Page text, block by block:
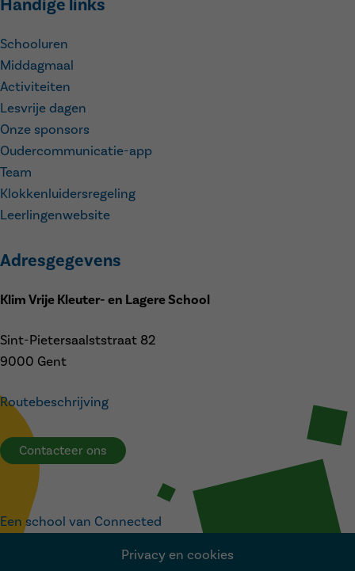
Contacteer ons
Een school van Connected
Handige links
Schooluren
Middagmaal
Activiteiten
Lesvrije dagen
Onze sponsors
Oudercommunicatie-app
Team
Klokkenluidersregeling
Leerlingenwebsite
Adresgegevens
Klim Vrije Kleuter- en Lagere School
Sint-Pietersaalststraat 82
9000 Gent
Routebeschrijving
Privacy en cookies